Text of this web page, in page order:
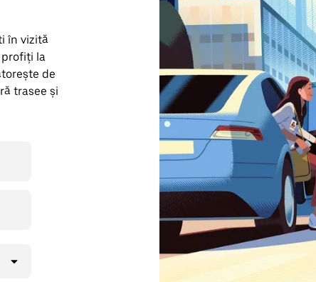
în vizită
profiți la
de
trasee și